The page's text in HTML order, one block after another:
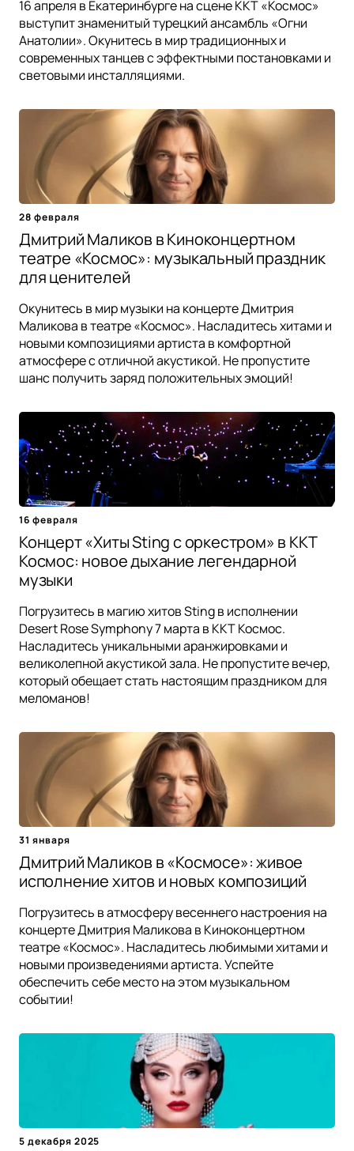
16 апреля в Екатеринбурге на сцене ККТ «Космос»
выступит знаменитый турецкий ансамбль «Огни
Анатолии». Окунитесь в мир традиционных и
современных танцев с эффектными постановками и
световыми инсталляциями.
28 февраля
Дмитрий Маликов в Киноконцертном
театре «Космос»: музыкальный праздник
для ценителей
Окунитесь в мир музыки на концерте Дмитрия
Маликова в театре «Космос». Насладитесь хитами и
новыми композициями артиста в комфортной
атмосфере с отличной акустикой. Не пропустите
шанс получить заряд положительных эмоций!
16 февраля
Концерт «Хиты Sting с оркестром» в ККТ
Космос: новое дыхание легендарной
музыки
Погрузитесь в магию хитов Sting в исполнении
Desert Rose Symphony 7 марта в ККТ Космос.
Насладитесь уникальными аранжировками и
великолепной акустикой зала. Не пропустите вечер,
который обещает стать настоящим праздником для
меломанов!
31 января
Дмитрий Маликов в «Космосе»: живое
исполнение хитов и новых композиций
Погрузитесь в атмосферу весеннего настроения на
концерте Дмитрия Маликова в Киноконцертном
театре «Космос». Насладитесь любимыми хитами и
новыми произведениями артиста. Успейте
обеспечить себе место на этом музыкальном
событии!
5 декабря 2025